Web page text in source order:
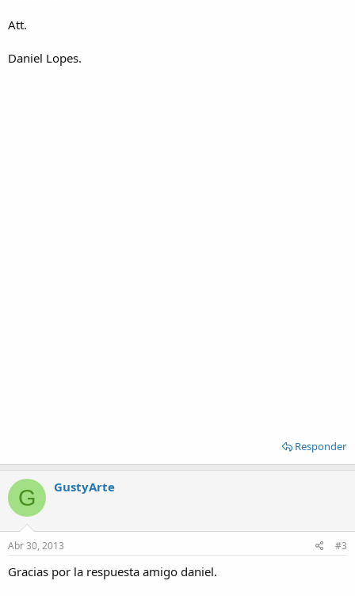
Att.
Daniel Lopes.
Responder
G GustyArte
Abr 30, 2013 #3
Gracias por la respuesta amigo daniel.